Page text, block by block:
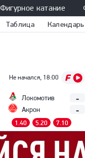
Фигурное катание
Таблица Календарь
Не начался, 18:00
Локомотив
Акрон
-
-
1.40 5.20 7.10